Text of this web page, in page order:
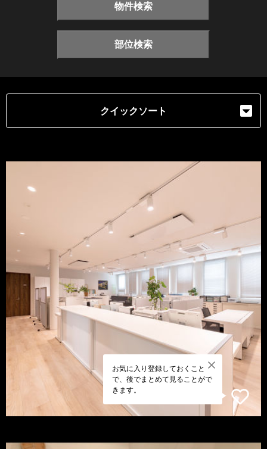
物件検索
部位検索
クイックソート
お気に入り登録しておくこと
で、後でまとめて見ることがで
きます。